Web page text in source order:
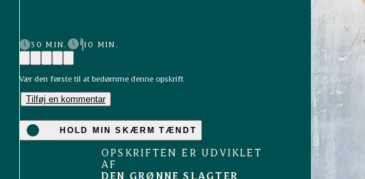
30 MIN. 10 MIN.
Vær den første til at bedømme denne opskrift
Tilføj en kommentar
HOLD MIN SKÆRM TÆNDT
OPSKRIFTEN ER UDVIKLET
AF
DEN GRØNNE SLAGTER